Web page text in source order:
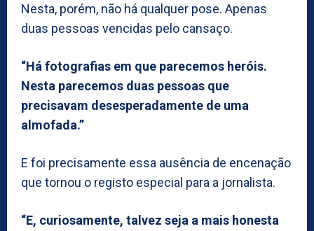
Nesta, porém, não há qualquer pose. Apenas
duas pessoas vencidas pelo cansaço.
“Há fotografias em que parecemos heróis.
Nesta parecemos duas pessoas que
precisavam desesperadamente de uma
almofada.”
E foi precisamente essa ausência de encenação
que tornou o registo especial para a jornalista.
“E, curiosamente, talvez seja a mais honesta